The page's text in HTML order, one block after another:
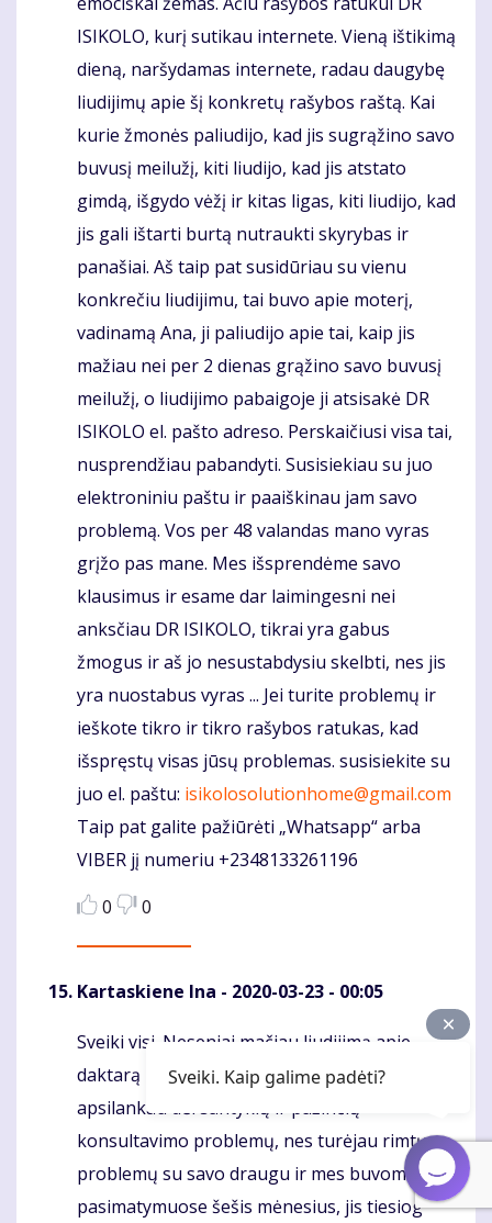
ISIKOLO, kurį sutikau internete. Vieną ištikimą
dieną, naršydamas internete, radau daugybę
liudijimų apie šį konkretų rašybos raštą. Kai
kurie žmonės paliudijo, kad jis sugrąžino savo
buvusį meilužį, kiti liudijo, kad jis atstato
gimdą, išgydo vėžį ir kitas ligas, kiti liudijo, kad
jis gali ištarti burtą nutraukti skyrybas ir
panašiai. Aš taip pat susidūriau su vienu
konkrečiu liudijimu, tai buvo apie moterį,
vadinamą Ana, ji paliudijo apie tai, kaip jis
mažiau nei per 2 dienas grąžino savo buvusį
meilužį, o liudijimo pabaigoje ji atsisakė DR
ISIKOLO el. pašto adreso. Perskaičiusi visa tai,
nusprendžiau pabandyti. Susisiekiau su juo
elektroniniu paštu ir paaiškinau jam savo
problemą. Vos per 48 valandas mano vyras
grįžo pas mane. Mes išsprendėme savo
klausimus ir esame dar laimingesni nei
anksčiau DR ISIKOLO, tikrai yra gabus
žmogus ir aš jo nesustabdysiu skelbti, nes jis
yra nuostabus vyras ... Jei turite problemų ir
ieškote tikro ir tikro rašybos ratukas, kad
išspręstų visas jūsų problemas. susisiekite su
juo el. paštu: isikolosolutionhome@gmail.com
Taip pat galite pažiūrėti „Whatsapp“ arba
VIBER jį numeriu +2348133261196
0
0
Kartaskiene Ina - 2020-03-23 - 00:05
Komentaras
Sveiki visi. Neseniai mačiau liudijimą apie
daktarą Ilekhojie „***** og“, kuriame
apsilankau dėl santykių ir pažinčių
konsultavimo problemų, nes turėjau rimtų
problemų su savo draugu ir mes buvome
pasimatymuose šešis mėnesius, jis tiesiog
Sveiki. Kaip galime padėti?